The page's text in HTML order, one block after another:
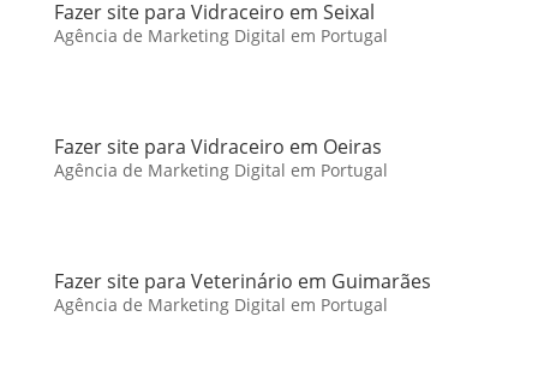
Fazer site para Vidraceiro em Seixal
Agência de Marketing Digital em Portugal
Fazer site para Vidraceiro em Oeiras
Agência de Marketing Digital em Portugal
Fazer site para Veterinário em Guimarães
Agência de Marketing Digital em Portugal